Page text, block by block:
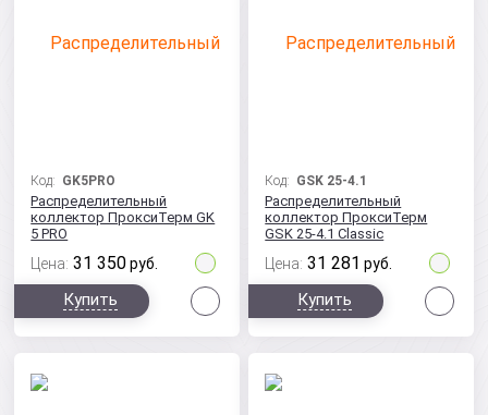
Код: GK5PRO
Распределительный
коллектор ПроксиТерм GK
5 PRO
Цена: 31 350 руб.
Купить
Код: GSK 25-4.1
Распределительный
коллектор ПроксиТерм
GSK 25-4.1 Classic
Цена: 31 281 руб.
Купить